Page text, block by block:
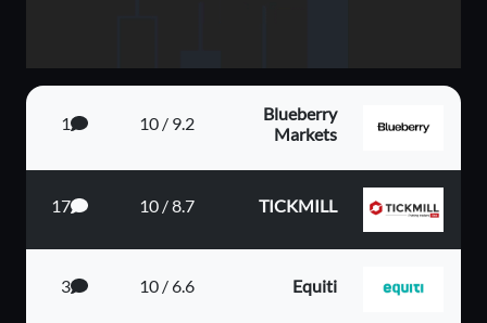
Blueberry
Markets
9.2 / 10
1
TICKMILL
8.7 / 10
17
Equiti
6.6 / 10
3